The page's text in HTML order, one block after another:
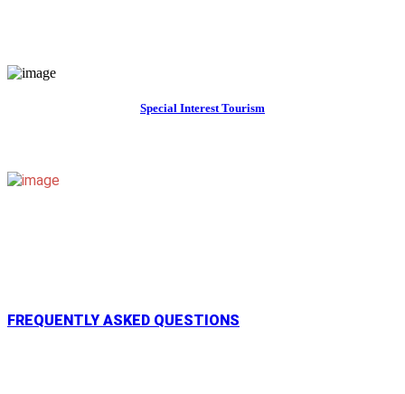
Special Interest Tourism
FREQUENTLY ASKED QUESTIONS